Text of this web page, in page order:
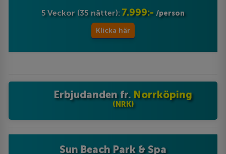
5 Veckor (35 nätter): 7.999:- /person
Klicka här
Erbjudanden fr. Norrköping
(NRK)
Sun Beach Park & Spa